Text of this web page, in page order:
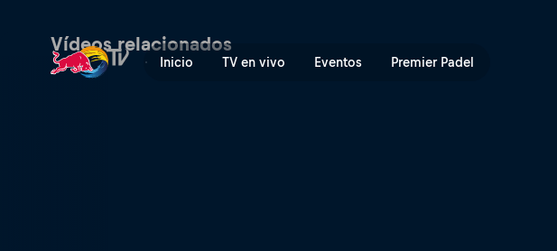
Inicio TV en vivo Eventos Premier Padel
Vídeos relacionados